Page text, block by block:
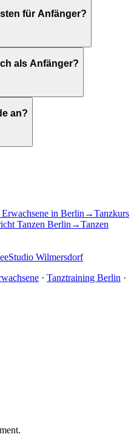
für Anfänger?
als Anfänger?
an?
in Berlin →Tanzkurs
Tanzen Berlin →Tanzen
Studio Wilmersdorf
· Tanztraining Berlin ·